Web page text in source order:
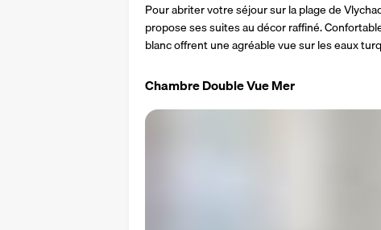
Pour abriter votre séjour sur la plage de
propose ses suites au décor raffiné.
blanc offrent une agréable vue sur les eaux
Chambre Double Vue Mer